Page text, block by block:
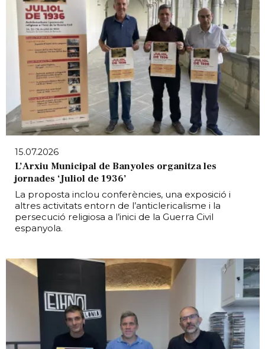
15.07.2026
L’Arxiu Municipal de Banyoles organitza les
jornades ‘Juliol de 1936’
La proposta inclou conferències, una exposició i
altres activitats entorn de l’anticlericalisme i la
persecució religiosa a l’inici de la Guerra Civil
espanyola.